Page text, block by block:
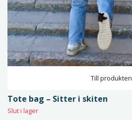
Till produkten
Tote bag – Sitter i skiten
Slut i lager